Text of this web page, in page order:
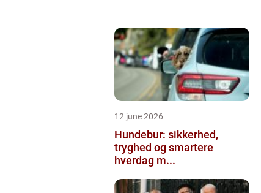
12 june 2026
Hundebur: sikkerhed,
tryghed og smartere
hverdag m...